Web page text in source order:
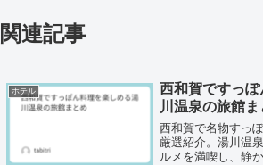
関連記事
ホテル
西和賀ですっ
川温泉の旅館ま
西和賀で名物すっ
厳選紹介。湯川温
ルメを満喫し、静